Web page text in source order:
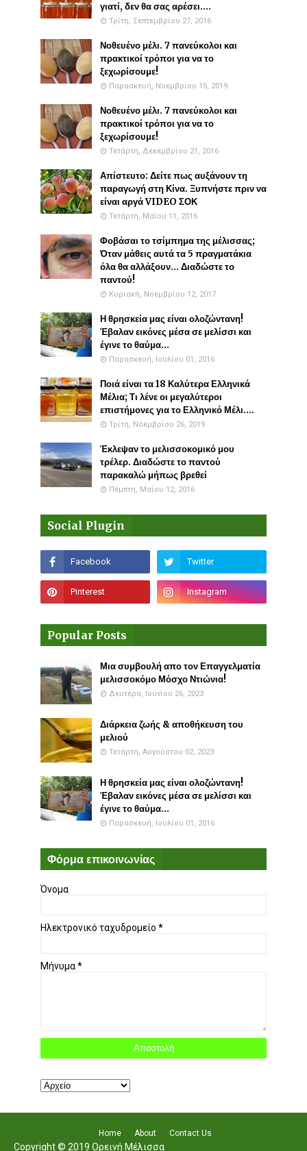
γιατί, δεν θα σας αρέσει....
Τρίτη, Σεπτεμβρίου 27, 2016
Νοθευένο μέλι. 7 πανεύκολοι και
πρακτικοί τρόποι για να το
ξεχωρίσουμε!
Παρασκευή, Νοεμβρίου 15, 2019
Νοθευένο μέλι. 7 πανεύκολοι και
πρακτικοί τρόποι για να το
ξεχωρίσουμε!
Τετάρτη, Δεκεμβρίου 21, 2016
Απίστευτο: Δείτε πως αυξάνουν τη
παραγωγή στη Κίνα. Ξυπνήστε πριν να
είναι αργά VIDEO ΣΟΚ
Τετάρτη, Μαΐου 11, 2016
Φοβάσαι το τσίμπημα της μέλισσας;
Όταν μάθεις αυτά τα 5 πραγματάκια
όλα θα αλλάξουν... Διαδώστε το
παντού!
Κυριακή, Νοεμβρίου 12, 2017
Η θρησκεία μας είναι ολοζώντανη!
Έβαλαν εικόνες μέσα σε μελίσσι και
έγινε το θαύμα...
Παρασκευή, Ιουλίου 01, 2016
Ποιά είναι τα 18 Καλύτερα Ελληνικά
Μέλια; Τι λένε οι μεγαλύτεροι
επιστήμονες για το Ελληνικό Μέλι....
Τρίτη, Νοεμβρίου 26, 2019
Έκλεψαν το μελισσοκομικό μου
τρέλερ. Διαδώστε το παντού
παρακαλώ μήπως βρεθεί
Πέμπτη, Μαΐου 12, 2016
Social Plugin
Popular Posts
Μια συμβουλή απο τον Επαγγελματία
μελισσοκόμο Μόσχο Ντιώνια!
Δευτέρα, Ιουνίου 26, 2023
Διάρκεια ζωής & αποθήκευση του
μελιού
Τετάρτη, Αυγούστου 02, 2023
Η θρησκεία μας είναι ολοζώντανη!
Έβαλαν εικόνες μέσα σε μελίσσι και
έγινε το θαύμα...
Παρασκευή, Ιουλίου 01, 2016
Φόρμα επικοινωνίας
Όνομα
Ηλεκτρονικό ταχυδρομείο *
Μήνυμα*
Home About Contact Us
Copyright © 2019 Ορεινή Μέλισσα